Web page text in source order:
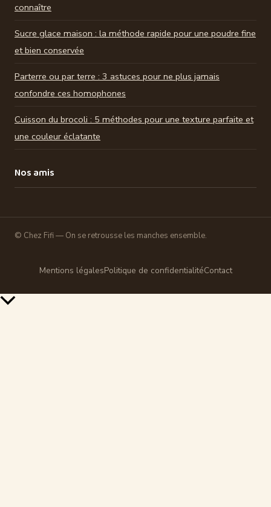
connaître
Sucre glace maison : la méthode rapide pour une poudre fine
et bien conservée
Parterre ou par terre : 3 astuces pour ne plus jamais
confondre ces homophones
Cuisson du brocoli : 5 méthodes pour une texture parfaite et
une couleur éclatante
Nos amis
© Chez Fifi — On se retrousse les manches ensemble.
Mentions légalesPolitique de confidentialitéContact